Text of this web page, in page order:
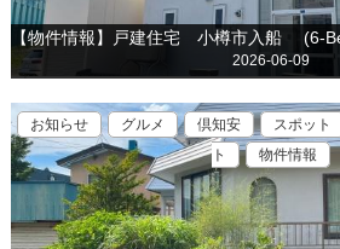
2026-06-09
お知らせ グルメ 倶知安 スポット
ト
物件情報